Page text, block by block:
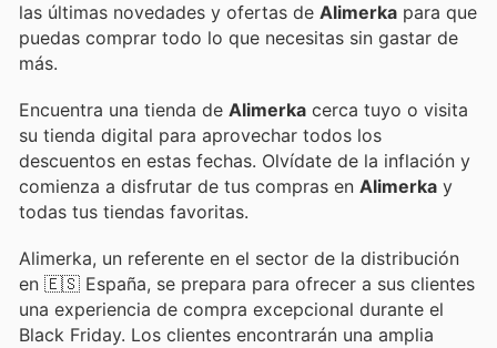
las últimas novedades y ofertas de Alimerka para que
puedas comprar todo lo que necesitas sin gastar de
más.
Encuentra una tienda de Alimerka cerca tuyo o visita
su tienda digital para aprovechar todos los
descuentos en estas fechas. Olvídate de la inflación y
comienza a disfrutar de tus compras en Alimerka y
todas tus tiendas favoritas.
Alimerka, un referente en el sector de la distribución
en 🇪🇸 España, se prepara para ofrecer a sus clientes
una experiencia de compra excepcional durante el
Black Friday. Los clientes encontrarán una amplia